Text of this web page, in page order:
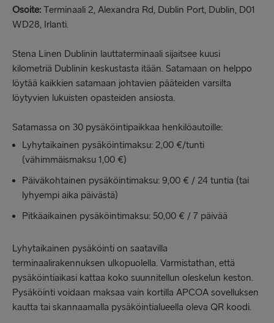
Osoite: Terminaali 2, Alexandra Rd, Dublin Port, Dublin, D01
WD28, Irlanti.
Stena Linen Dublinin lauttaterminaali sijaitsee kuusi
kilometriä Dublinin keskustasta itään. Satamaan on helppo
löytää kaikkien satamaan johtavien pääteiden varsilta
löytyvien lukuisten opasteiden ansiosta.
Satamassa on 30 pysäköintipaikkaa henkilöautoille:
Lyhytaikainen pysäköintimaksu: 2,00 €/tunti
(vähimmäismaksu 1,00 €)
Päiväkohtainen pysäköintimaksu: 9,00 € / 24 tuntia (tai
lyhyempi aika päivästä)
Pitkäaikainen pysäköintimaksu: 50,00 € / 7 päivää
Lyhytaikainen pysäköinti on saatavilla
terminaalirakennuksen ulkopuolella. Varmistathan, että
pysäköintiaikasi kattaa koko suunnitellun oleskelun keston.
Pysäköinti voidaan maksaa vain kortilla APCOA sovelluksen
kautta tai skannaamalla pysäköintialueella oleva QR koodi.